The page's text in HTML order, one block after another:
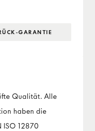
GARANTIE
Qualität. Alle
haben die
ISO 12870